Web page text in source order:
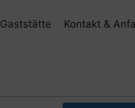
Gaststätte Kontakt &